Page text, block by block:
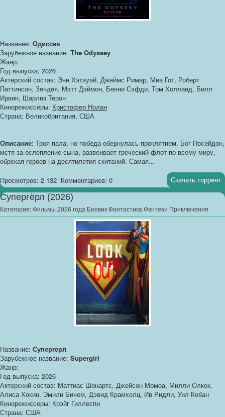
Название: Одиссея
Зарубежное название: The Odyssey
Жанр:
Год выпуска: 2026
Актерский состав: Энн Хэтэуэй, Джеймс Римар, Миа Гот, Роберт
Паттинсон, Зендея, Мэтт Дэймон, Бенни Сэфди, Том Холланд, Билл
Ирвин, Шарлиз Терон
Кинорежиссеры: Кристофер Нолан
Страна: Великобритания, США
Описание: Троя пала, но победа обернулась проклятием. Бог Посейдон,
мстя за ослепление сына, развеивает греческий флот по всему миру,
обрекая героев на десятилетия скитаний. Самая...
Просмотров: 2 132 Комментариев: 0 Скачать торрент
Супергёрл (2026)
Категория:Фильмы 2026 года Боевик Фантастика Фэнтези Приключения
Название: Супергерл
Зарубежное название: Supergirl
Жанр:
Год выпуска: 2026
Актерский состав: Маттиас Шонартс, Джейсон Момоа, Милли Олкок,
Алиса Хокин, Эмили Бичем, Дэвид Крамхолц, Ив Ридли, Уил Кобан
Кинорежиссеры: Крэйг Гиллеспи
Страна: США